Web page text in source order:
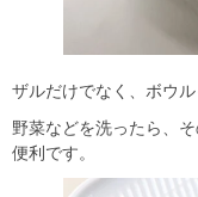
ザルだけでなく、ボウ
野菜などを洗ったら、
便利です。